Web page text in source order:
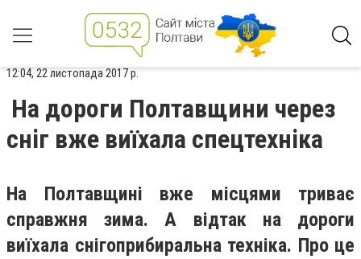
12:04, 22 листопада 2017 р.
На дороги Полтавщини через
сніг вже виїхала спецтехніка
На Полтавщині вже місцями триває
справжня зима. А відтак на дороги
виїхала снігоприбиральна техніка. Про це